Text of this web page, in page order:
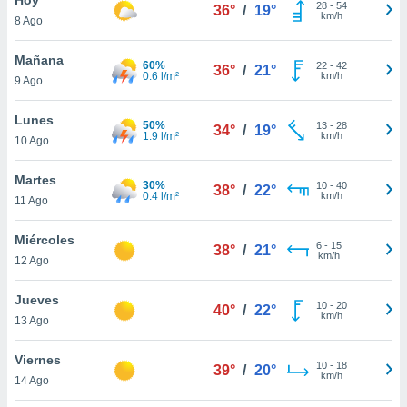
en
más
nuestra
de
cookies
aceptar
8 Ago
36° / 19° 28- 54
km/h
Mañana
9 Ago
60%
0.6 l/m²
36° / 21° 22- 42
km/h
Lunes
10 Ago
50%
1.9 l/m²
34° / 19° 13- 28
km/h
Martes
11 Ago
30%
0.4 l/m²
38° / 22° 10- 40
km/h
Miércoles
12 Ago
38° / 21° 6- 15
km/h
Jueves
13 Ago
40° / 22° 10- 20
km/h
Viernes
14 Ago
39° / 20° 10- 18
km/h